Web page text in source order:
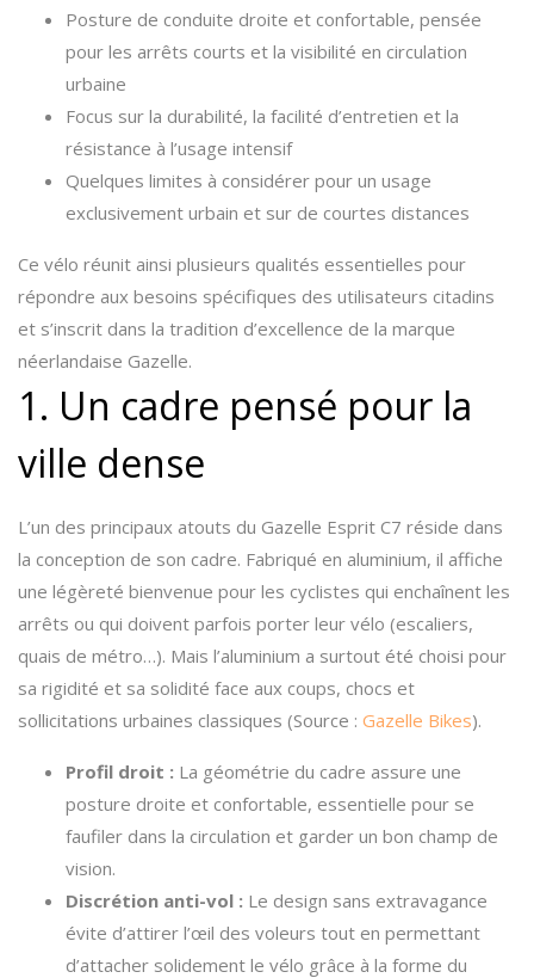
Posture de conduite droite et confortable, pensée
pour les arrêts courts et la visibilité en circulation
urbaine
Focus sur la durabilité, la facilité d’entretien et la
résistance à l’usage intensif
Quelques limites à considérer pour un usage
exclusivement urbain et sur de courtes distances
Ce vélo réunit ainsi plusieurs qualités essentielles pour
répondre aux besoins spécifiques des utilisateurs citadins
et s’inscrit dans la tradition d’excellence de la marque
néerlandaise Gazelle.
1. Un cadre pensé pour la
ville dense
L’un des principaux atouts du Gazelle Esprit C7 réside dans
la conception de son cadre. Fabriqué en aluminium, il affiche
une légèreté bienvenue pour les cyclistes qui enchaînent les
arrêts ou qui doivent parfois porter leur vélo (escaliers,
quais de métro…). Mais l’aluminium a surtout été choisi pour
sa rigidité et sa solidité face aux coups, chocs et
sollicitations urbaines classiques (Source : Gazelle Bikes).
Profil droit : La géométrie du cadre assure une
posture droite et confortable, essentielle pour se
faufiler dans la circulation et garder un bon champ de
vision.
Discrétion anti-vol : Le design sans extravagance
évite d’attirer l’œil des voleurs tout en permettant
d’attacher solidement le vélo grâce à la forme du